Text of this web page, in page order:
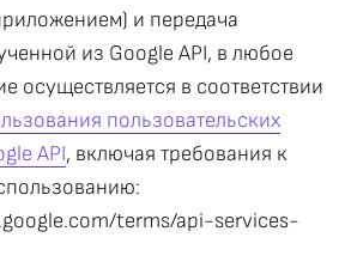
и передача
из Google API, в любое
осуществляется в соответствии
пользовательских
API, включая требования к
terms/api-services-